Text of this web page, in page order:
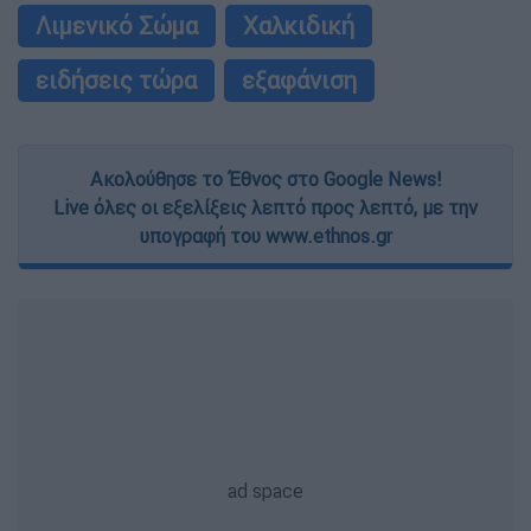
Λιμενικό Σώμα
Χαλκιδική
ειδήσεις τώρα
εξαφάνιση
Ακολούθησε το Έθνος στο Google News!
Live όλες οι εξελίξεις λεπτό προς λεπτό, με την
υπογραφή του www.ethnos.gr